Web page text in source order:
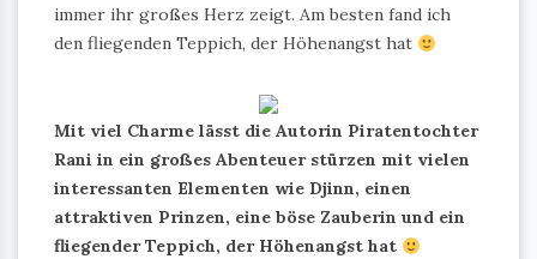
immer ihr großes Herz zeigt. Am besten fand ich
den fliegenden Teppich, der Höhenangst hat
Mit viel Charme lässt die Autorin Piratentochter
Rani in ein großes Abenteuer stürzen mit vielen
interessanten Elementen wie Djinn, einen
attraktiven Prinzen, eine böse Zauberin und ein
fliegender Teppich, der Höhenangst hat